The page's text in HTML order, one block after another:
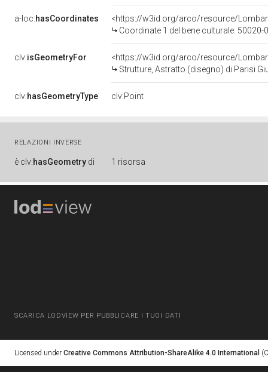
a-loc:hasCoordinates
<https://w3id.org/arco/resource/
Coordinate 1 del bene culturale: 50020-
clv:isGeometryFor
<https://w3id.org/arco/resource/
Strutture, Astratto (disegno) di Parisi
clv:hasGeometryType clv:Point
RELAZIONI INVERSE
è clv:hasGeometry di 1 risorsa
SCARICA LODVIEW PER PUBBLICARE I TUOI DATI
Licensed under Creative Commons Attribution-ShareAlike 4.0 International